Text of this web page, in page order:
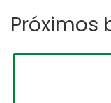
Próximos